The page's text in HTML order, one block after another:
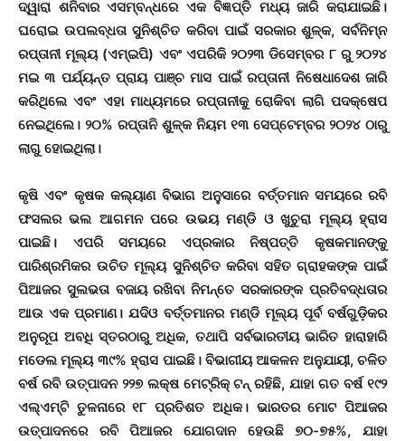
ଦ୍ୱାରା ଶନିବାର ଏସମ୍ବନ୍ଧରେ ଏକ ବିଜ୍ଞପ୍ତି ମଧ୍ୟ ଜାରି କରାଯାଇଛି।
ଘରୋଇ ଉପଲବ୍ଧତା ସୁନିଶ୍ଚିତ କରିବା ପାଇଁ ସରକାର ଶୁଳ୍କ, ସର୍ବନିମ୍ନ
ରପ୍ତାନୀ ମୂଲ୍ୟ (ଏମ୍‌ଇପି) ଏବଂ ଏପରିକି ୨୦୨୩ ଡିସେମ୍ବର ୮ ରୁ ୨୦୨୪
ମଇ ୩ ପର୍ଯ୍ୟନ୍ତ ପ୍ରାୟ ପାଞ୍ଚ ମାସ ପାଇଁ ରପ୍ତାନୀ ନିଷେଧାଦେଶ ଜାରି
କରିଥିଲେ ଏବଂ ଏହା ମାଧ୍ୟମରେ ରପ୍ତାନୀକୁ ରୋକିବା ଲାଗି ପଦକ୍ଷେପ
ନେଇଥିଲେ। ୨୦% ରପ୍ତାନି ଶୁଳ୍କ ନିୟମ ୧୩ ସେପ୍ଟେମ୍ବର ୨୦୨୪ ଠାରୁ
ଲାଗୁ ହୋଇଥିଲା।
କୃଷି ଏବଂ କୃଷକ କଲ୍ୟାଣ ବିଭାଗ ଅନୁସାରେ ବର୍ତ୍ତମାନ ସମୟରେ ରବି
ଫସଲର ଭଲ ଆଗମନ ପରେ ଉଭୟ ମଣ୍ଡି ଓ ଖୁଚୁରା ମୂଲ୍ୟ ହ୍ରାସ
ପାଇଛି। ଏପରି ସମୟରେ ଏପ୍ରକାର ନିଷ୍ପତ୍‌ତି କୃଷକମାନଙ୍କୁ
ପାରିଶ୍ରମିକର ଉଚିତ ମୂଲ୍ୟ ସୁନିଶ୍ଚିତ କରିବା ସହିତ ଗ୍ରାହକଙ୍କ ପାଇଁ
ପିଆଜର ସୁଲଭତା ବଜାୟ ରଖିବା ନିମନ୍ତେ ସରକାରଙ୍କ ପ୍ରତିବଦ୍ଧତାର
ଆଉ ଏକ ପ୍ରମାଣ। ଯଦିଓ ବର୍ତ୍ତମାନର ମଣ୍ଡି ମୂଲ୍ୟ ପୂର୍ବ ବର୍ଷଗୁଡ଼ିକର
ଅନୁରୂପ ଅବଧି ସ୍ତରଠାରୁ ଅଧିକ, ତଥାପି ସର୍ବଭାରତୀୟ ଭାରିତ ହାରାହାରି
ମଡେଲ ମୂଲ୍ୟ ୩୯% ହ୍ରାସ ପାଇଛି। ବିଭାଗୀୟ ଆକଳନ ଅନୁଯାୟୀ, ଚଳିତ
ବର୍ଷ ରବି ଉତ୍ପାଦନ ୨୨୭ ଲକ୍ଷ ମେଟ୍ରିକ୍ ଟନ୍ ରହିଛି, ଯାହା ଗତ ବର୍ଷ ୧୯୨
ଏଲ୍‌ଏମ୍‌ଟି ତୁଳନାରେ ୧୮ ପ୍ରତିଶତ ଅଧିକ। ଭାରତର ମୋଟ ପିଆଜର
ଉତ୍ପାଦନରେ ରବି ପିଆଜର ଯୋଗଦାନ ହେଉଛି ୭୦-୭୫%, ଯାହା